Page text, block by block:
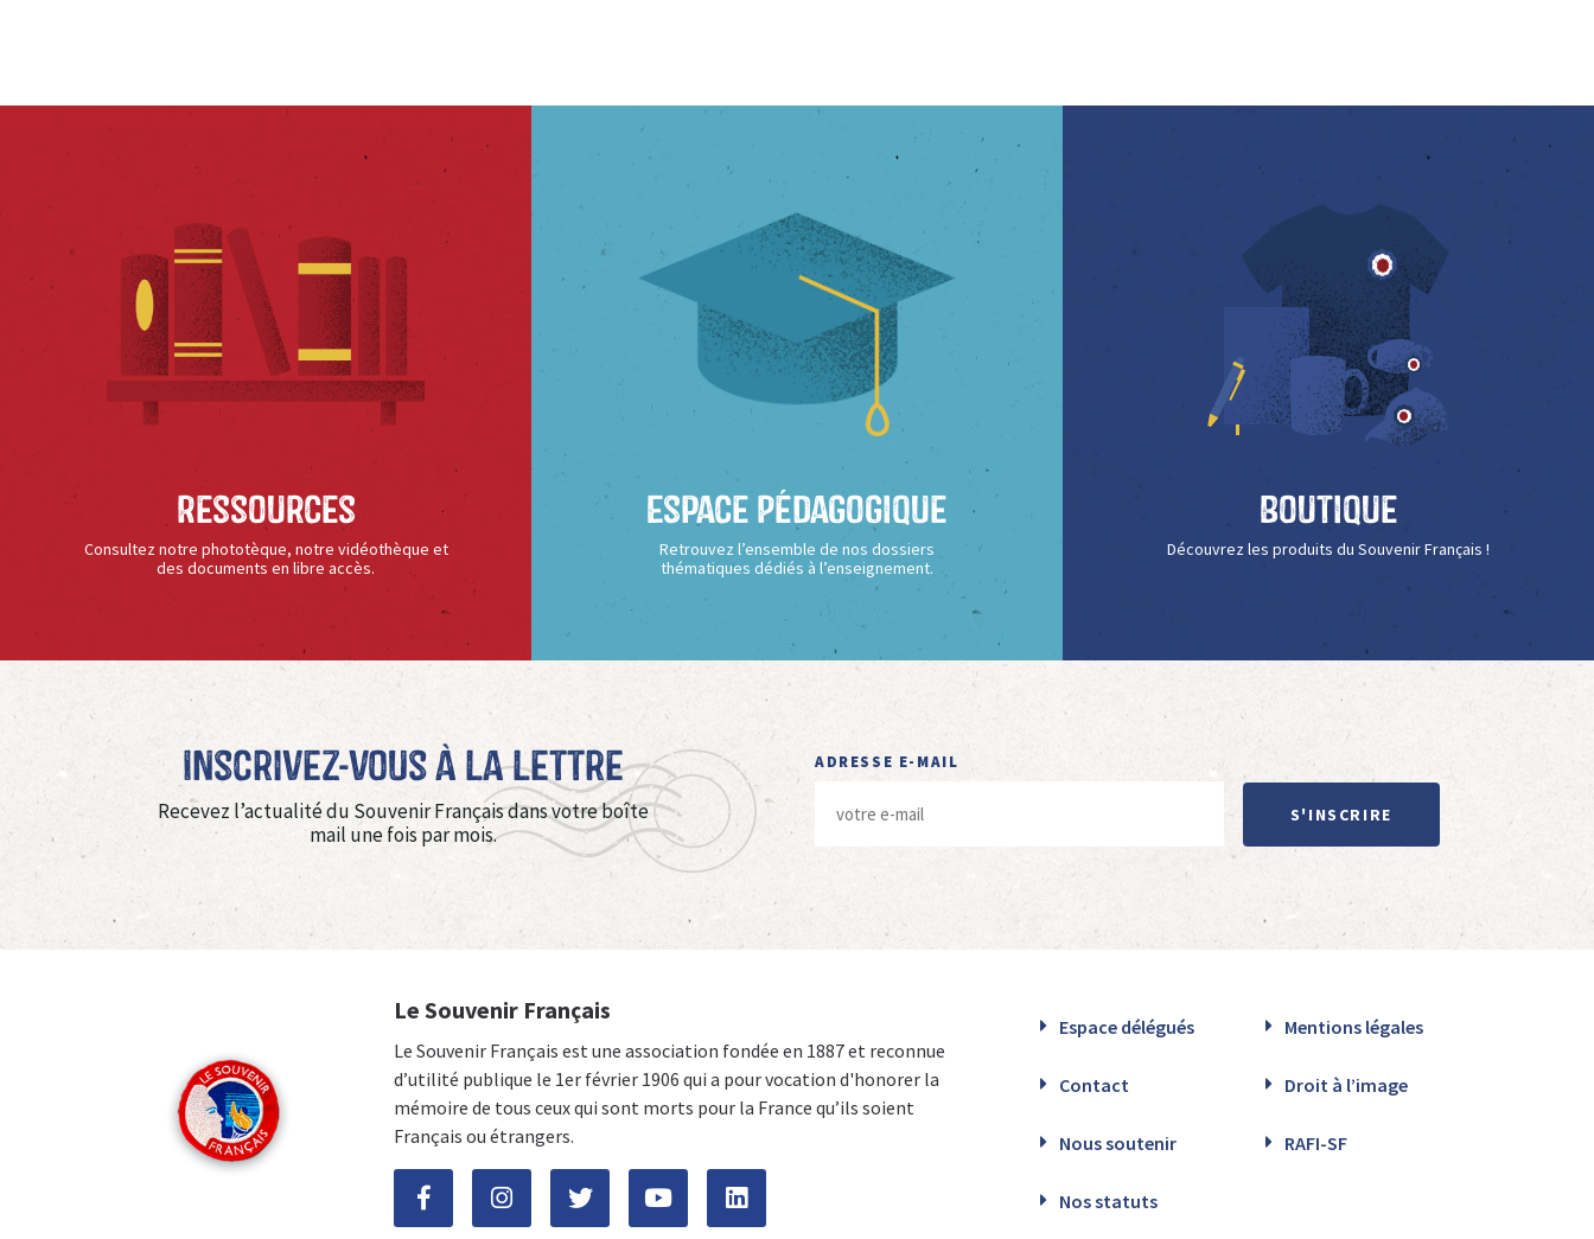
Ressources
Consultez notre phototèque, notre vidéothèque et
des documents en libre accès.
Espace Pédagogique
Retrouvez l’ensemble de nos dossiers
thématiques dédiés à l’enseignement.
Boutique
Découvrez les produits du Souvenir Français !
Inscrivez-vous à La Lettre
Recevez l’actualité du Souvenir Français dans votre boîte
mail une fois par mois.
ADRESSE E-MAIL
S'INSCRIRE
Le Souvenir Français
Le Souvenir Français est une association fondée en 1887 et reconnue
d’utilité publique le 1er février 1906 qui a pour vocation d'honorer la
mémoire de tous ceux qui sont morts pour la France qu’ils soient
Français ou étrangers.
Espace délégués Mentions légales
Contact Droit à l’image
Nous soutenir RAFI-SF
Nos statuts